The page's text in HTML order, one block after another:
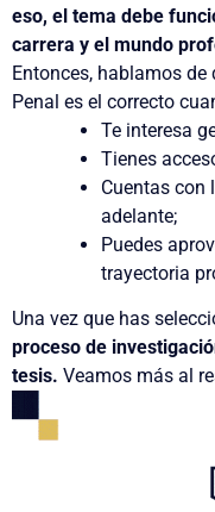
eso, el tema debe
carrera y el mundo
Entonces, hablamos de
Penal es el correcto
Te interesa
Tienes
Cuentas con
adelante;
Puedes
trayectoria
Una vez que has
proceso de
tesis. Veamos más al